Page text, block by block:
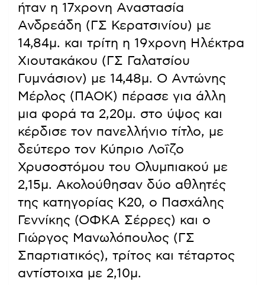
ήταν η 17χρονη Αναστασία
Ανδρεάδη (ΓΣ Κερατσινίου) με
14,84μ. και τρίτη η 19χρονη Ηλέκτρα
Χιουτακάκου (ΓΣ Γαλατσίου
Γυμνάσιον) με 14,48μ. Ο Αντώνης
Μέρλος (ΠΑΟΚ) πέρασε για άλλη
μια φορά τα 2,20μ. στο ύψος και
κέρδισε τον πανελλήνιο τίτλο, με
δεύτερο τον Κύπριο Λοΐζο
Χρυσοστόμου του Ολυμπιακού με
2,15μ. Ακολούθησαν δύο αθλητές
της κατηγορίας Κ20, ο Πασχάλης
Γεννίκης (ΟΦΚΑ Σέρρες) και ο
Γιώργος Μανωλόπουλος (ΓΣ
Σπαρτιατικός), τρίτος και τέταρτος
αντίστοιχα με 2,10μ.